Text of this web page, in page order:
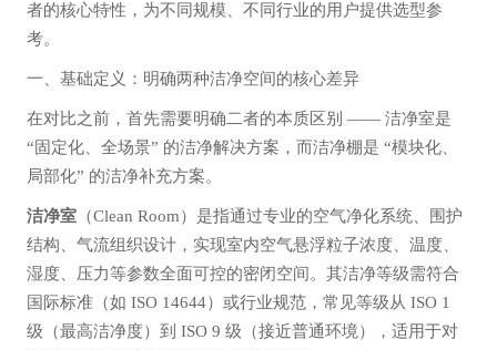
者的核心特性，为不同规模、不同行业的用户提供选型参
考。
一、基础定义：明确两种洁净空间的核心差异
在对比之前，首先需要明确二者的本质区别 —— 洁净室是
“固定化、全场景” 的洁净解决方案，而洁净棚是 “模块化、
局部化” 的洁净补充方案。
洁净室（Clean Room）是指通过专业的空气净化系统、围护
结构、气流组织设计，实现室内空气悬浮粒子浓度、温度、
湿度、压力等参数全面可控的密闭空间。其洁净等级需符合
国际标准（如 ISO 14644）或行业规范，常见等级从 ISO 1
级（最高洁净度）到 ISO 9 级（接近普通环境），适用于对